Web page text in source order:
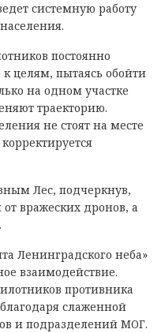
системную работу
постоянно
целям, пытаясь обойти
на одном участке
траекторию.
не стоят на месте
Лес, подчеркнув,
вражеских дронов, а
Ленинградского неба»
взаимодействие.
противника
слаженной
и подразделений МОГ.